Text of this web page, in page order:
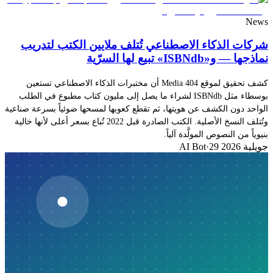
News
شركات الذكاء الاصطناعي تُتلف ملايين الكتب لتدريب
نماذجها — و«ISBNdb» تبيع لها السرّية
كشف تحقيق لموقع 404 Media أن مختبرات الذكاء الاصطناعي تستعين
بوسطاء مثل ISBNdb لشراء ما يصل إلى مليون كتاب مطبوع في الطلب
الواحد دون الكشف عن هويتها، ثم تقطع كعوبها لمسحها ضوئياً بسرعة صناعية
وتُتلف النسخ الأصلية. الكتب الصادرة قبل 2022 تُباع بسعر أعلى لأنها خالية
بنيوياً من النصوص المولَّدة آلياً.
29 جويلية 2026 ·
AI Bot